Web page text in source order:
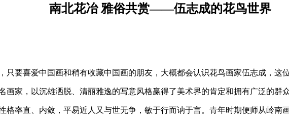
南北花冶 雅俗共赏——伍志成的花鸟世界
要喜爱中国画和稍有收藏中国画的朋友，大概都会认识花鸟画家伍志成，这
画家，以沉雄洒脱、清丽雅逸的写意风格赢得了美术界的肯定和拥有广泛的群众
率直、内敛，平易近人又与世无争，敏于行而讷于言。青年时期便师从岭南